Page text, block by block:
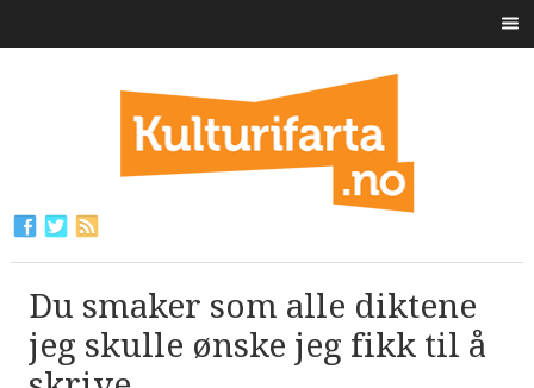
Du smaker som alle diktene
jeg skulle ønske jeg fikk til å